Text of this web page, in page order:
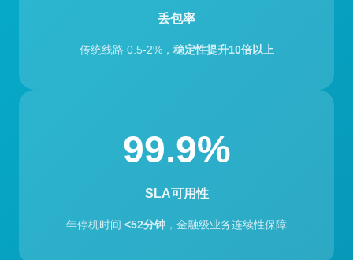
丢包率
传统线路 0.5-2%， 稳定性提升10倍以上
99.9%
SLA可用性
年停机时间 <52分钟 ，金融级业务连续性保障